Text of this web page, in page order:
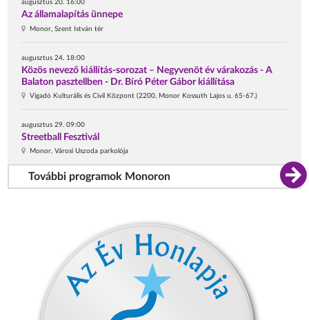
augusztus 20. 16:00
Az államalapítás ünnepe
Monor, Szent István tér
augusztus 24. 18:00
Közös nevező kiállítás-sorozat – Negyvenöt év várakozás - A
Balaton pasztellben - Dr. Bíró Péter Gábor kiállítása
Vigadó Kulturális és Civil Központ (2200, Monor Kossuth Lajos u. 65-67.)
augusztus 29. 09:00
Streetball Fesztivál
Monor, Városi Uszoda parkolója
További programok Monoron